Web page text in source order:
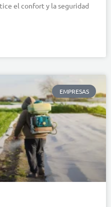
el confort y la seguridad
EMPRESAS